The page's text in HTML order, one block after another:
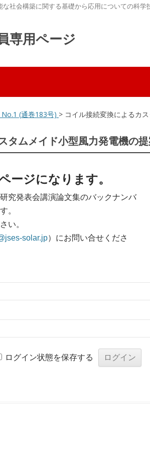
社会構築に関する基礎から応用についての科学
専用ページ
(通巻183号) > コイル接続変換によるカ
タムメイド小型風力発電機の
ージになります。
究発表会講演論文集のバックナンバ
。
い。
solar.jp）にお問い合せくださ
ログイン状態を保存する